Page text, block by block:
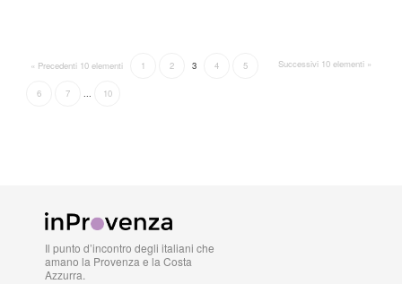
« Precedenti 10 elementi Successivi 10 elementi »
1 2 3 4 5
6 7 10
Il punto d’incontro degli italiani che
amano la Provenza e la Costa
Azzurra.